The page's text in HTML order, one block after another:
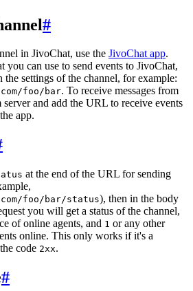
#
in JivoChat, use the JivoChat app.
you can use to send events to JivoChat,
settings of the channel, for example:
foo/bar. To receive messages from
server and add the URL to receive events
app.
at the end of the URL for sending
foo/bar/status), then in the body
you will get a status of the channel,
of online agents, and 1 or any other
online. This only works if it's a
code 2xx.
#